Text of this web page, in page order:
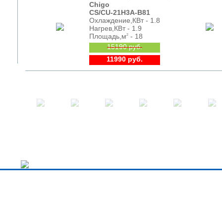
Chigo
CS/CU-21H3A-B81
Охлаждение,КВт - 1.8
Нагрев,КВт - 1.9
Площадь,м2 - 18
15190 руб.
11990 руб.